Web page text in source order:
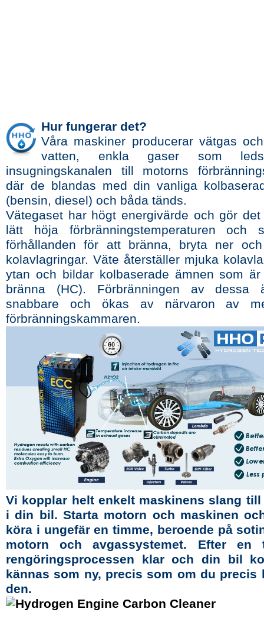
Hur fungerar det?
Våra maskiner producerar vätgas
vatten, enkla gaser som
insugningskanalen till motorns
där de blandas med din vanliga
(bensin, diesel) och båda tänds.
Vätegaset har högt energivärde och gör
lätt höja förbränningstemperaturen och
förhållanden för att bränna, bryta ner
kolavlagringar. Väte återställer mjuka
ytan och bildar kolbaserade ämnen som
bränna (HC). Förbränningen av dessa
snabbare och ökas av närvaron av
förbränningskammaren.
Vi kopplar helt enkelt maskinens slang
i din bil. Starta motorn och maskinen
köra i ungefär en timme, beroende på
motorn och avgassystemet. Efter en
rengöringsprocessen klar och din bil
kännas som ny, precis som om du precis
den.